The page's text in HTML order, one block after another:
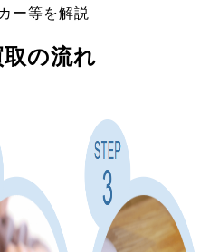
ー等を解説
取の流れ